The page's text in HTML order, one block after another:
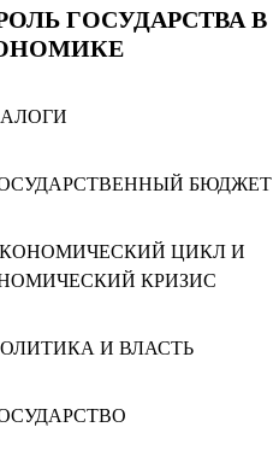
ГОСУДАРСТВА В
БЮДЖЕТ
ЦИКЛ И
КРИЗИС
И ВЛАСТЬ